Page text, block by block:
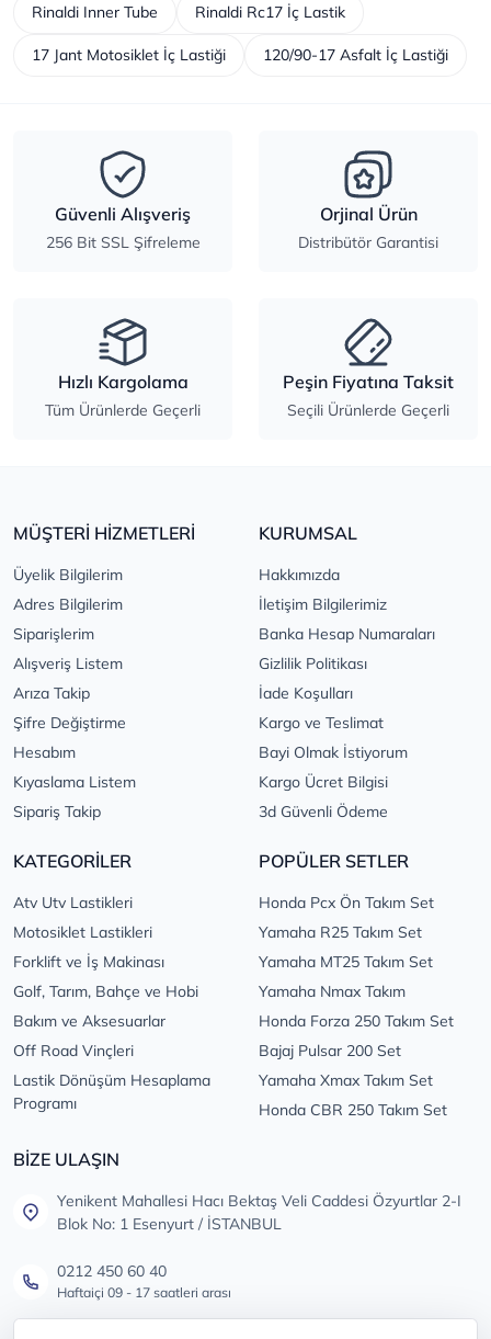
Rinaldi Inner Tube Rinaldi Rc17 İç Lastik
17 Jant Motosiklet İç Lastiği 120/90-17 Asfalt İç Lastiği
Güvenli Alışveriş
256 Bit SSL Şifreleme
Orjinal Ürün
Distribütör Garantisi
Hızlı Kargolama
Tüm Ürünlerde Geçerli
Peşin Fiyatına Taksit
Seçili Ürünlerde Geçerli
MÜŞTERİ HİZMETLERİ
Üyelik Bilgilerim
Adres Bilgilerim
Siparişlerim
Alışveriş Listem
Arıza Takip
Şifre Değiştirme
Hesabım
Kıyaslama Listem
Sipariş Takip
KURUMSAL
Hakkımızda
İletişim Bilgilerimiz
Banka Hesap Numaraları
Gizlilik Politikası
İade Koşulları
Kargo ve Teslimat
Bayi Olmak İstiyorum
Kargo Ücret Bilgisi
3d Güvenli Ödeme
KATEGORİLER
Atv Utv Lastikleri
Motosiklet Lastikleri
Forklift ve İş Makinası
Golf, Tarım, Bahçe ve Hobi
Bakım ve Aksesuarlar
Off Road Vinçleri
Lastik Dönüşüm Hesaplama
Programı
POPÜLER SETLER
Honda Pcx Ön Takım Set
Yamaha R25 Takım Set
Yamaha MT25 Takım Set
Yamaha Nmax Takım
Honda Forza 250 Takım Set
Bajaj Pulsar 200 Set
Yamaha Xmax Takım Set
Honda CBR 250 Takım Set
BİZE ULAŞIN
Yenikent Mahallesi Hacı Bektaş Veli Caddesi Özyurtlar 2-I
Blok No: 1 Esenyurt / İSTANBUL
0212 450 60 40
Haftaiçi 09 - 17 saatleri arası